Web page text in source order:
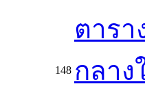
148
ตารา
กลาง